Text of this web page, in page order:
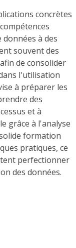
concrètes
à des
souvent des
de consolider
l'utilisation
à préparer les
des
et à
grâce à l'analyse
formation
pratiques, ce
perfectionner
des données.